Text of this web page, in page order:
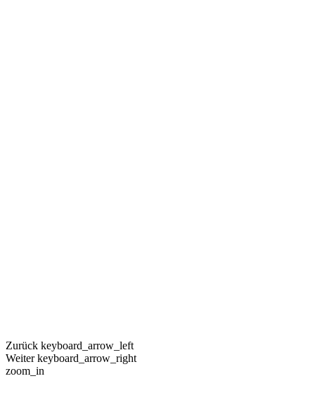
Zurück keyboard_arrow_left
Weiter keyboard_arrow_right
zoom_in